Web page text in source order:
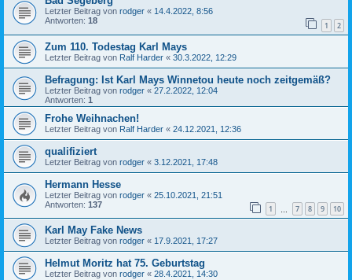
Letzter Beitrag von rodger « 14.4.2022, 8:56
Antworten: 18 1 2
Zum 110. Todestag Karl Mays
Letzter Beitrag von Ralf Harder « 30.3.2022, 12:29
Befragung: Ist Karl Mays Winnetou heute noch zeitgemäß?
Letzter Beitrag von rodger « 27.2.2022, 12:04
Antworten: 1
Frohe Weihnachen!
Letzter Beitrag von Ralf Harder « 24.12.2021, 12:36
qualifiziert
Letzter Beitrag von rodger « 3.12.2021, 17:48
Hermann Hesse
Letzter Beitrag von rodger « 25.10.2021, 21:51
Antworten: 137 1 7 8 9 10
Karl May Fake News
Letzter Beitrag von rodger « 17.9.2021, 17:27
Helmut Moritz hat 75. Geburtstag
Letzter Beitrag von rodger « 28.4.2021, 14:30